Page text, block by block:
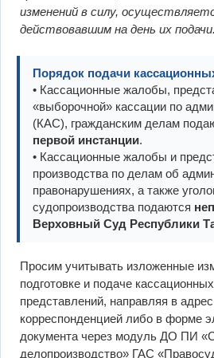
изменений в силу,
действовавшим на день их подачи.
Порядок подачи
• Кассационные жалобы,
«выборочной» кассации по
(КАС), гражданским делам
первой инстанции.
• Кассационные жалобы и
производства по делам об
правонарушениях, а также
судопроизводства подаются
Верховный Суд Республики
Просим учитывать изложенные
подготовке и подаче
представлений, направляя в
корреспонденцией либо в форме
документа через модуль ДО ПИ
делопроизводство» ГАС